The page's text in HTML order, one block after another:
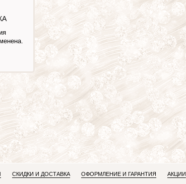
СКИДКИ И ДОСТАВКА ОФОРМЛЕНИЕ И ГАРАНТИЯ АКЦИИ